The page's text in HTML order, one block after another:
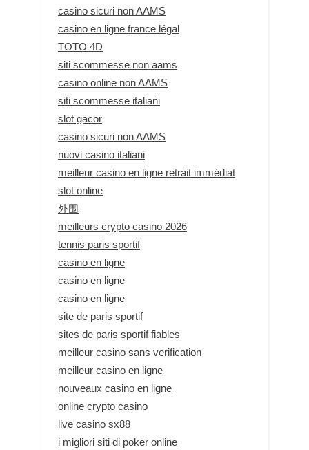
casino sicuri non AAMS
casino en ligne france légal
TOTO 4D
siti scommesse non aams
casino online non AAMS
siti scommesse italiani
slot gacor
casino sicuri non AAMS
nuovi casino italiani
meilleur casino en ligne retrait immédiat
slot online
外围
meilleurs crypto casino 2026
tennis paris sportif
casino en ligne
casino en ligne
casino en ligne
site de paris sportif
sites de paris sportif fiables
meilleur casino sans verification
meilleur casino en ligne
nouveaux casino en ligne
online crypto casino
live casino sx88
i migliori siti di poker online